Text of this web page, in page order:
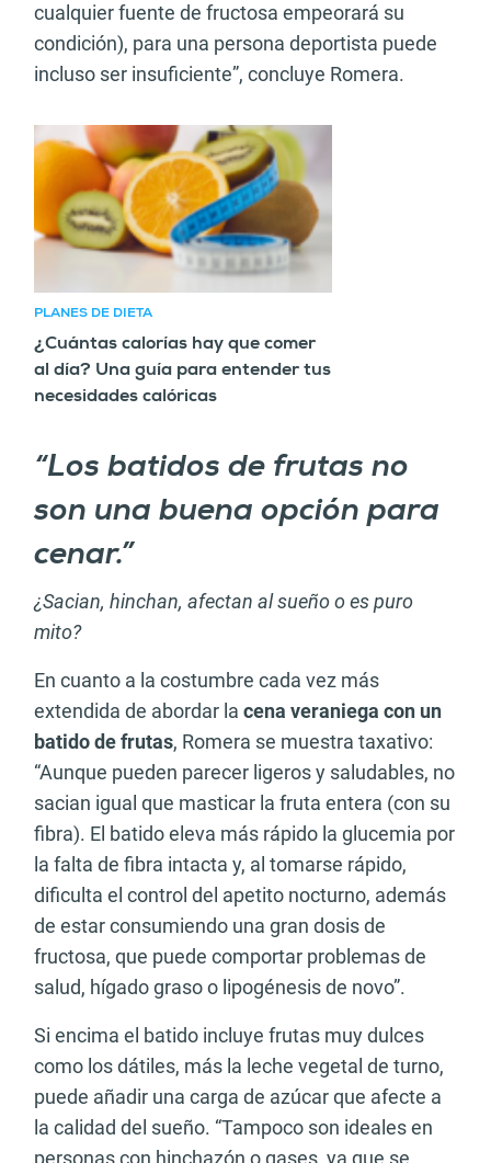
cualquier fuente de fructosa empeorará su
condición), para una persona deportista puede
incluso ser insuficiente”, concluye Romera.
Artículo recomendado
PLANES DE DIETA
¿Cuántas calorías hay que comer
al día? Una guía para entender tus
necesidades calóricas
“Los batidos de frutas no
son una buena opción para
cenar.”
¿Sacian, hinchan, afectan al sueño o es puro
mito?
En cuanto a la costumbre cada vez más
extendida de abordar la cena veraniega con un
batido de frutas, Romera se muestra taxativo:
“Aunque pueden parecer ligeros y saludables, no
sacian igual que masticar la fruta entera (con su
fibra). El batido eleva más rápido la glucemia por
la falta de fibra intacta y, al tomarse rápido,
dificulta el control del apetito nocturno, además
de estar consumiendo una gran dosis de
fructosa, que puede comportar problemas de
salud, hígado graso o lipogénesis de novo”.
Si encima el batido incluye frutas muy dulces
como los dátiles, más la leche vegetal de turno,
puede añadir una carga de azúcar que afecte a
la calidad del sueño. “Tampoco son ideales en
personas con hinchazón o gases, ya que se